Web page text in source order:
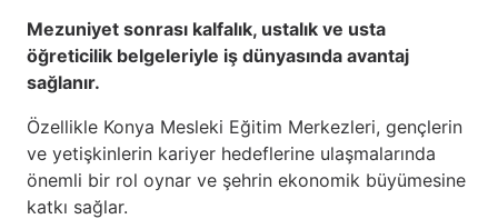
Mezuniyet sonrası kalfalık, ustalık ve usta
öğreticilik belgeleriyle iş dünyasında avantaj
sağlanır.
Özellikle Konya Mesleki Eğitim Merkezleri, gençlerin
ve yetişkinlerin kariyer hedeflerine ulaşmalarında
önemli bir rol oynar ve şehrin ekonomik büyümesine
katkı sağlar.